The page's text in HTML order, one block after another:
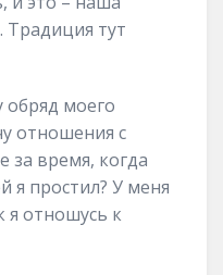
Традиция тут
обряд моего
отношения с
за время, когда
я простил? У меня
я отношусь к